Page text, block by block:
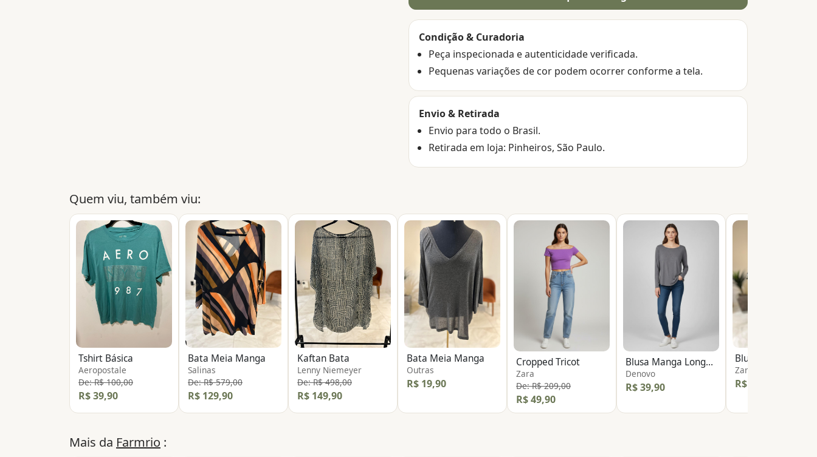
Condição & Curadoria
Peça inspecionada e autenticidade verificada.
Pequenas variações de cor podem ocorrer conforme a tela.
Envio & Retirada
Envio para todo o Brasil.
Retirada em loja: Pinheiros, São Paulo.
Quem viu, também viu:
Tshirt Básica
Aeropostale
De: R$ 100,00
R$ 39,90
Bata Meia Manga
Salinas
De: R$ 579,00
R$ 129,90
Kaftan Bata
Lenny Niemeyer
De: R$ 498,00
R$ 149,90
Bata Meia Manga
Outras
R$ 19,90
Cropped Tricot
Zara
De: R$ 209,00
R$ 49,90
Blusa Manga Longa Detalhe Tule
Denovo
R$ 39,90
Zara
R$ 49,90
Mais da Farmrio :